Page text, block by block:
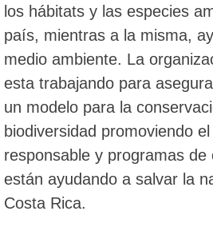
los hábitats y las especies
país, mientras a la misma,
medio ambiente. La
esta trabajando para
un modelo para la
biodiversidad promoviendo
responsable y programas de
están ayudando a salvar la
Costa Rica.